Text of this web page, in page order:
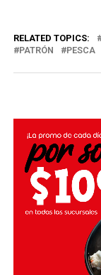
RELATED TOPICS:
PATRÓN
PESCA